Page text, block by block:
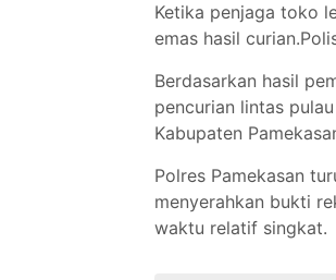
Ketika penjaga toko
emas hasil
Berdasarkan hasil
pencurian lintas
Kabupaten
Polres Pamekasan
menyerahkan bukti
waktu relatif singkat.